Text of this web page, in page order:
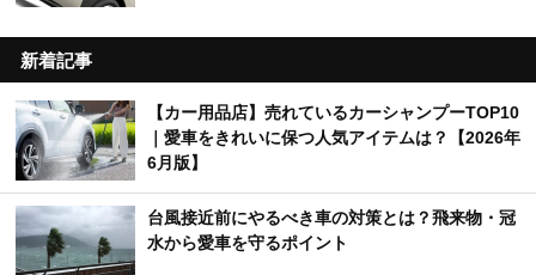
新着記事
【カー用品店】売れているカーシャンプーTOP10
｜愛車をきれいに保つ人気アイテムは？【2026年
6月版】
台風接近前にやるべき車の対策とは？飛来物・冠
水から愛車を守るポイント